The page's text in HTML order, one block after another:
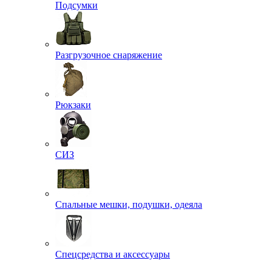
Подсумки
Разгрузочное снаряжение
Рюкзаки
СИЗ
Спальные мешки, подушки, одеяла
Спецсредства и аксессуары